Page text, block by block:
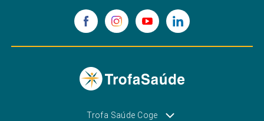
Trofa Saúde Coge